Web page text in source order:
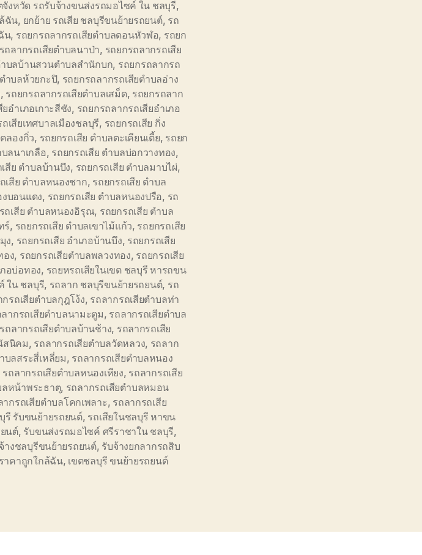
จังหวัด รถรับจ้างขนส่งรถมอไซค์ ใน ชลบุรี,
ฉัน, ยกย้าย รถเสีย ชลบุรีขนย้ายรถยนต์, รถ
น, รถยกรถลากรถเสียตำบลดอนหัวฬอ, รถยก
ถลากรถเสียตำบลนาป่า, รถยกรถลากรถเสีย
ำบลบ้านสวนตำบลสำนักบก, รถยกรถลากรถ
ำบลห้วยกะปิ, รถยกรถลากรถเสียตำบลอ่าง
, รถยกรถลากรถเสียตำบลเสม็ด, รถยกรถลาก
อำเภอเกาะสีชัง, รถยกรถลากรถเสียอำเภอ
เสียเทศบาลเมืองชลบุรี, รถยกรถเสีย กิ่ง
ลองกิ่ว, รถยกรถเสีย ตำบลตะเคียนเตี้ย, รถยก
ลนาเกลือ, รถยกรถเสีย ตำบลบ่อกวางทอง,
สีย ตำบลบ้านบึง, รถยกรถเสีย ตำบลมาบไผ่,
เสีย ตำบลหนองชาก, รถยกรถเสีย ตำบล
บอนแดง, รถยกรถเสีย ตำบลหนองปรือ, รถ
ถเสีย ตำบลหนองอิรุณ, รถยกรถเสีย ตำบล
ร์, รถยกรถเสีย ตำบลเขาไม้แก้ว, รถยกรถเสีย
ง, รถยกรถเสีย อำเภอบ้านบึง, รถยกรถเสีย
อง, รถยกรถเสียตำบลพลวงทอง, รถยกรถเสีย
อบ่อทอง, รถยหรถเสียในเขต ชลบุรี หารถขน
ใน ชลบุรี, รถลาก ชลบุรีขนย้ายรถยนต์, รถ
กรถเสียตำบลกุฎโง้ง, รถลากรถเสียตำบลท่า
ากรถเสียตำบลนามะตูม, รถลากรถเสียตำบล
รถลากรถเสียตำบลบ้านช้าง, รถลากรถเสีย
สนิคม, รถลากรถเสียตำบลวัดหลวง, รถลาก
บลสระสี่เหลี่ยม, รถลากรถเสียตำบลหนอง
รถลากรถเสียตำบลหนองเหียง, รถลากรถเสีย
ลหน้าพระธาตุ, รถลากรถเสียตำบลหมอน
ากรถเสียตำบลโคกเพลาะ, รถลากรถเสีย
รี รับขนย้ายรถยนต์, รถเสียในชลบุรี หาขน
นต์, รับขนส่งรถมอไซค์ ศรีราชาใน ชลบุรี,
างชลบุรีขนย้ายรถยนต์, รับจ้างยกลากรถสิบ
าคาถูกใกล้ฉัน, เขตชลบุรี ขนย้ายรถยนต์